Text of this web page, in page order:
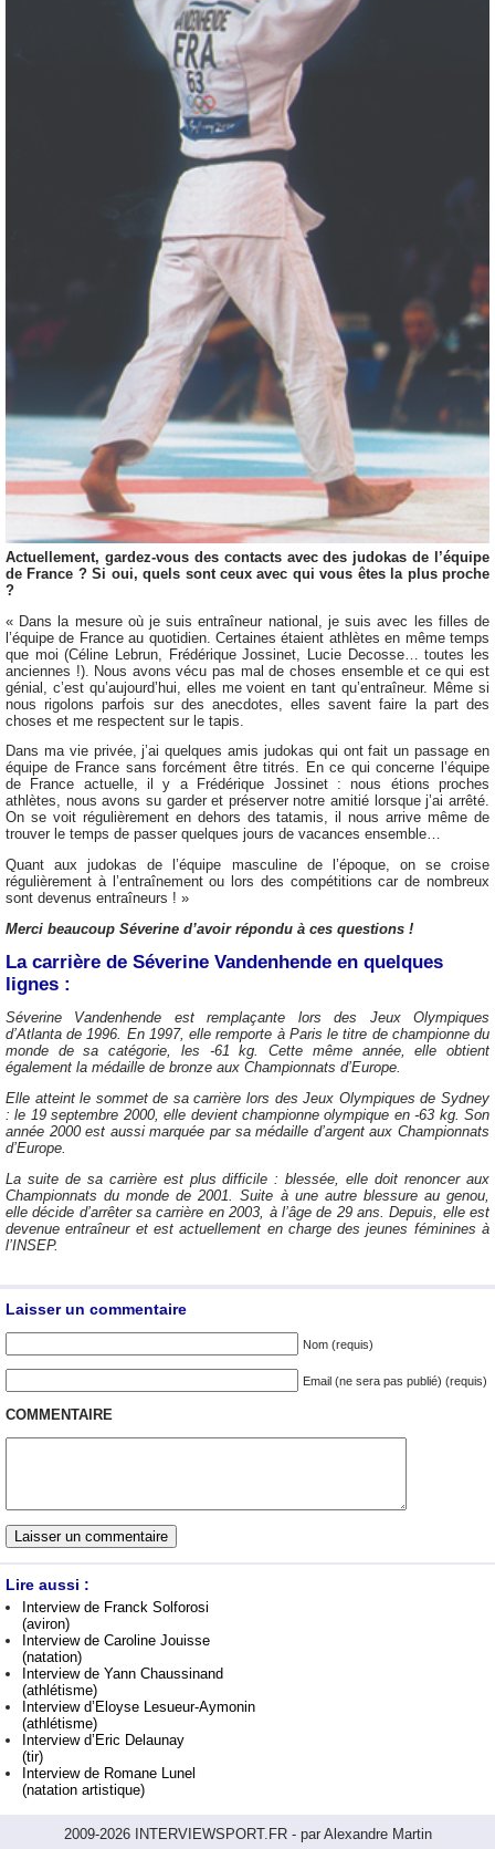
Actuellement, gardez-vous des contacts avec des judokas de l’équipe
de France ? Si oui, quels sont ceux avec qui vous êtes la plus proche
?
« Dans la mesure où je suis entraîneur national, je suis avec les filles de
l’équipe de France au quotidien. Certaines étaient athlètes en même temps
que moi (Céline Lebrun, Frédérique Jossinet, Lucie Decosse… toutes les
anciennes !). Nous avons vécu pas mal de choses ensemble et ce qui est
génial, c’est qu’aujourd’hui, elles me voient en tant qu’entraîneur. Même si
nous rigolons parfois sur des anecdotes, elles savent faire la part des
choses et me respectent sur le tapis.
Dans ma vie privée, j’ai quelques amis judokas qui ont fait un passage en
équipe de France sans forcément être titrés. En ce qui concerne l’équipe
de France actuelle, il y a Frédérique Jossinet : nous étions proches
athlètes, nous avons su garder et préserver notre amitié lorsque j’ai arrêté.
On se voit régulièrement en dehors des tatamis, il nous arrive même de
trouver le temps de passer quelques jours de vacances ensemble…
Quant aux judokas de l’équipe masculine de l’époque, on se croise
régulièrement à l’entraînement ou lors des compétitions car de nombreux
sont devenus entraîneurs ! »
Merci beaucoup Séverine d’avoir répondu à ces questions !
La carrière de Séverine Vandenhende en quelques
lignes :
Séverine Vandenhende est remplaçante lors des Jeux Olympiques
d’Atlanta de 1996. En 1997, elle remporte à Paris le titre de championne du
monde de sa catégorie, les -61 kg. Cette même année, elle obtient
également la médaille de bronze aux Championnats d’Europe.
Elle atteint le sommet de sa carrière lors des Jeux Olympiques de Sydney
: le 19 septembre 2000, elle devient championne olympique en -63 kg. Son
année 2000 est aussi marquée par sa médaille d’argent aux Championnats
d’Europe.
La suite de sa carrière est plus difficile : blessée, elle doit renoncer aux
Championnats du monde de 2001. Suite à une autre blessure au genou,
elle décide d’arrêter sa carrière en 2003, à l’âge de 29 ans. Depuis, elle est
devenue entraîneur et est actuellement en charge des jeunes féminines à
l’INSEP.
Laisser un commentaire
Nom (requis)
Email (ne sera pas publié) (requis)
COMMENTAIRE
Lire aussi :
Interview de Franck Solforosi
(aviron)
Interview de Caroline Jouisse
(natation)
Interview de Yann Chaussinand
(athlétisme)
Interview d’Eloyse Lesueur-Aymonin
(athlétisme)
Interview d’Eric Delaunay
(tir)
Interview de Romane Lunel
(natation artistique)
2009-2026 INTERVIEWSPORT.FR - par Alexandre Martin